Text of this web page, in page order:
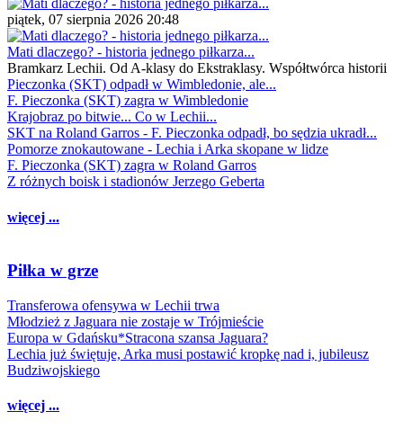
piątek, 07 sierpnia 2026 20:48
Mati dlaczego? - historia jednego piłkarza...
Bramkarz Lechii. Od A-klasy do Ekstraklasy. Współtwórca historii
Pieczonka (SKT) odpadł w Wimbledonie, ale...
F. Pieczonka (SKT) zagra w Wimbledonie
Krajobraz po bitwie... Co w Lechii...
SKT na Roland Garros - F. Pieczonka odpadł, bo sędzia ukradł...
Pomorze znokautowane - Lechia i Arka skopane w lidze
F. Pieczonka (SKT) zagra w Roland Garros
Z różnych boisk i stadionów Jerzego Geberta
więcej ...
Piłka w grze
Transferowa ofensywa w Lechii trwa
Młodzież z Jaguara nie zostaje w Trójmieście
Europa w Gdańsku*Stracona szansa Jaguara?
Lechia już świętuje, Arka musi postawić kropkę nad i, jubileusz
Budziwojskiego
więcej ...